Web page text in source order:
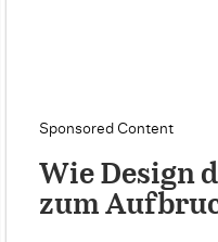
Sponsored Content
Wie Design
zum